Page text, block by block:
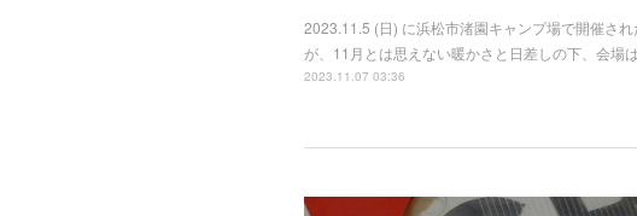
2023.11.5 (日) に浜松市渚園キャンプ場で開催さ
が、11月とは思えない暖かさと日差しの下、会場
2023.11.07 03:36